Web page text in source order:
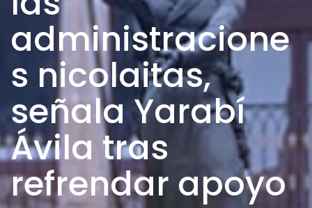
administracione
s nicolaitas,
señala Yarabí
Ávila tras
refrendar apoyo